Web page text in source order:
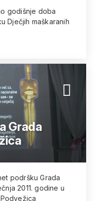
godišnje doba
Dječjih maškaranih
Grada
podršku Grada
2011. godine u